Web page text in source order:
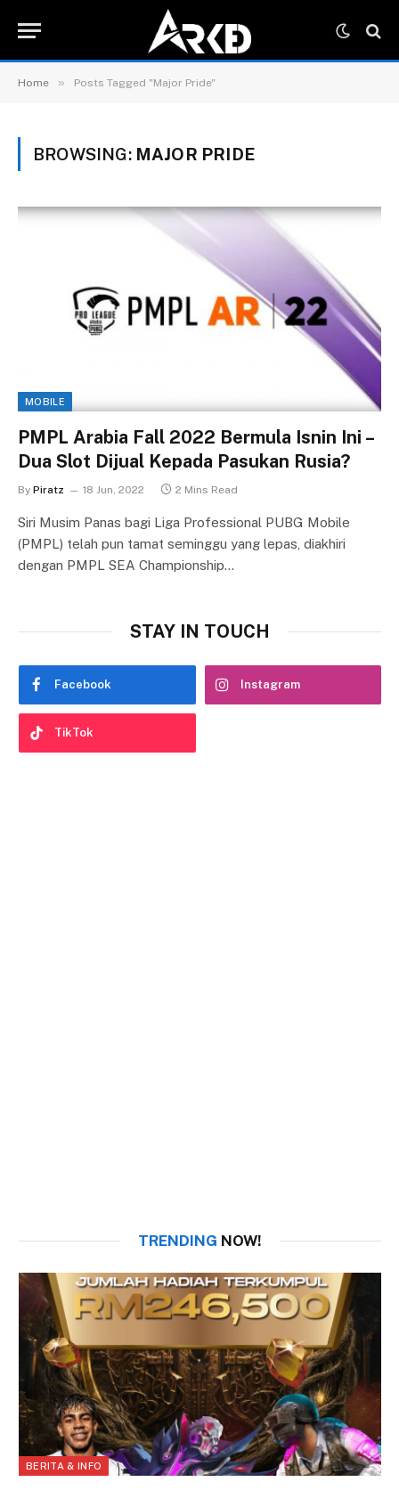
Home » Posts Tagged "Major Pride"
BROWSING: MAJOR PRIDE
MOBILE
PMPL Arabia Fall 2022 Bermula Isnin Ini –
Dua Slot Dijual Kepada Pasukan Rusia?
By Piratz 18 Jun, 2022 2 Mins Read
Siri Musim Panas bagi Liga Professional PUBG Mobile
(PMPL) telah pun tamat seminggu yang lepas, diakhiri
dengan PMPL SEA Championship…
STAY IN TOUCH
Facebook Instagram
TikTok
TRENDING NOW!
BERITA & INFO